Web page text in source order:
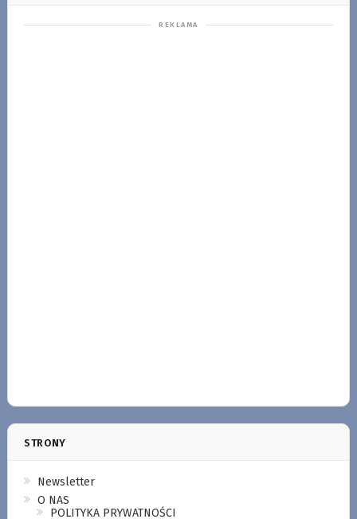
STRONY
Newsletter
O NAS
POLITYKA PRYWATNOŚCI